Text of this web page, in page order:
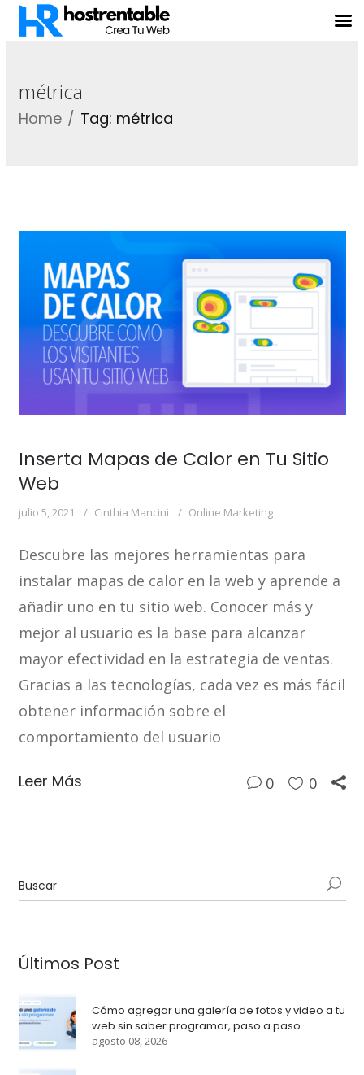
métrica
Home Tag: métrica
Inserta Mapas de Calor en Tu Sitio
Web
julio 5, 2021 Cinthia Mancini Online Marketing
Descubre las mejores herramientas para
instalar mapas de calor en la web y aprende a
añadir uno en tu sitio web. Conocer más y
mejor al usuario es la base para alcanzar
mayor efectividad en la estrategia de ventas.
Gracias a las tecnologías, cada vez es más fácil
obtener información sobre el
comportamiento del usuario
Leer Más 0 0
Últimos Post
Cómo agregar una galería de fotos y video a tu
web sin saber programar, paso a paso
agosto 08, 2026